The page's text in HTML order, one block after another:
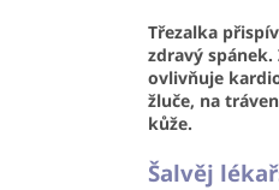
Třezalka
zdravý
ovlivňuje
žluče, na
kůže.
Šalvěj